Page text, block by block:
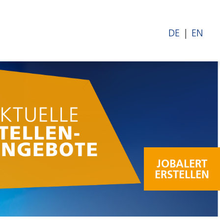
DE EN
JOBALERT
ERSTELLEN